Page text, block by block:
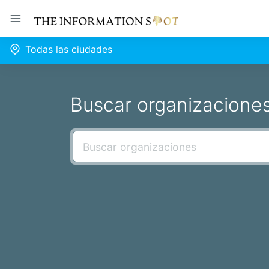
Todas las ciudades
Buscar